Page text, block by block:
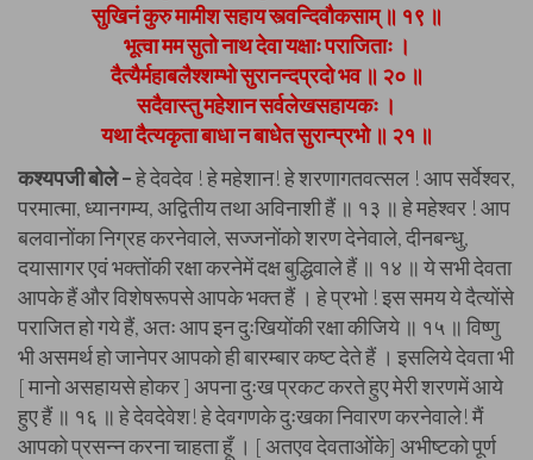
सुखिनं कुरु मामीश सहाय स्त्वन्दिवौकसाम् ॥ १९ ॥
भूत्वा मम सुतो नाथ देवा यक्षाः पराजिताः ।
दैत्यैर्महाबलैश्शम्भो सुरानन्दप्रदो भव ॥ २० ॥
सदैवास्तु महेशान सर्वलेखसहायकः ।
यथा दैत्यकृता बाधा न बाधेत सुरान्प्रभो ॥ २१ ॥
कश्यपजी बोले –हे देवदेव ! हे महेशान! हे शरणागतवत्सल ! आप सर्वेश्वर,
परमात्मा, ध्यानगम्य, अद्वितीय तथा अविनाशी हैं ॥ १३ ॥ हे महेश्वर ! आप
बलवानोंका निग्रह करनेवाले, सज्जनोंको शरण देनेवाले, दीनबन्धु,
दयासागर एवं भक्तोंकी रक्षा करनेमें दक्ष बुद्धिवाले हैं ॥ १४ ॥ ये सभी देवता
आपके हैं और विशेषरूपसे आपके भक्त हैं । हे प्रभो ! इस समय ये दैत्योंसे
पराजित हो गये हैं, अतः आप इन दुःखियोंकी रक्षा कीजिये ॥ १५ ॥ विष्णु
भी असमर्थ हो जानेपर आपको ही बारम्बार कष्ट देते हैं । इसलिये देवता भी
[ मानो असहायसे होकर ] अपना दुःख प्रकट करते हुए मेरी शरणमें आये
हुए हैं ॥ १६ ॥ हे देवदेवेश! हे देवगणके दुःखका निवारण करनेवाले! मैं
आपको प्रसन्न करना चाहता हूँ । [ अतएव देवताओंके] अभीष्टको पूर्ण